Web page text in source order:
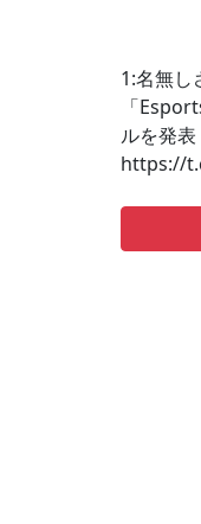
1:名無し
「
ルを発
https://